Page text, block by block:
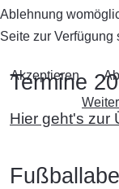
Termine
Hier geht's zur
Ablehnung
Seite zur Verfügung
Akzeptieren